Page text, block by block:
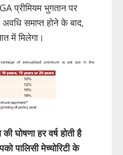
प्रीमियम भुगतान पर
अवधि समाप्त होने के बाद,
में मिलेगा।
घोषणा हर वर्ष होती है
पालिसी मेच्योरिटी के